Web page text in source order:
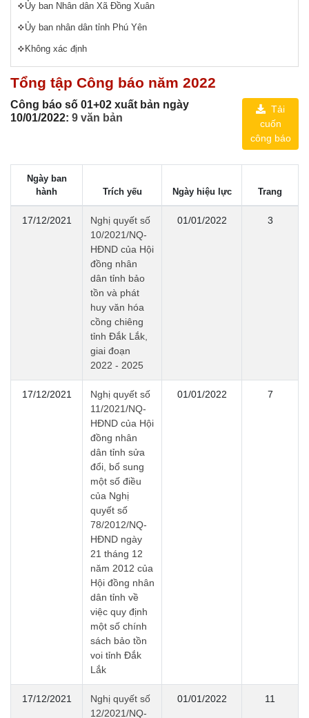
Ủy ban Nhân dân Xã Đồng Xuân
Ủy ban nhân dân tỉnh Phú Yên
Không xác định
Tổng tập Công báo năm 2022
Công báo số 01+02 xuất bản ngày
10/01/2022: 9 văn bản
Tải
cuốn
công báo
Ngày ban
hành
Trích yếu Ngày hiệu lực Trang
17/12/2021
Nghị quyết số
10/2021/NQ-
HĐND của Hội
đồng nhân
dân tỉnh bảo
tồn và phát
huy văn hóa
cồng chiêng
tỉnh Đắk Lắk,
giai đoạn
2022 - 2025
01/01/2022 3
17/12/2021
Nghị quyết số
11/2021/NQ-
HĐND của Hội
đồng nhân
dân tỉnh sửa
đổi, bổ sung
một số điều
của Nghị
quyết số
78/2012/NQ-
HĐND ngày
21 tháng 12
năm 2012 của
Hội đồng nhân
dân tỉnh về
việc quy định
một số chính
sách bảo tồn
voi tỉnh Đắk
Lắk
01/01/2022 7
17/12/2021
Nghị quyết số
12/2021/NQ-
01/01/2022 11